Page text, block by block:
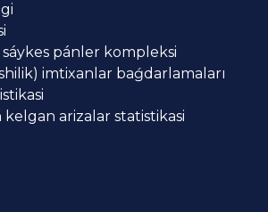
pánler kompleksi
imtixanlar baǵdarlamaları
arizalar statistikasi